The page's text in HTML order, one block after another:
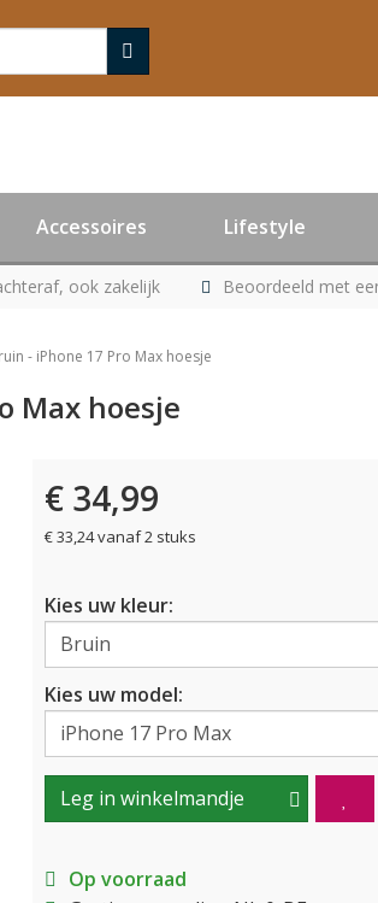
Accessoires Lifestyle
ook zakelijk Beoordeeld met
- iPhone 17 Pro Max hoesje
Max hoesje
€ 34,99
€ 33,24 vanaf 2 stuks
Kies uw kleur:
Kies uw model:
Leg in winkelmandje
Op voorraad